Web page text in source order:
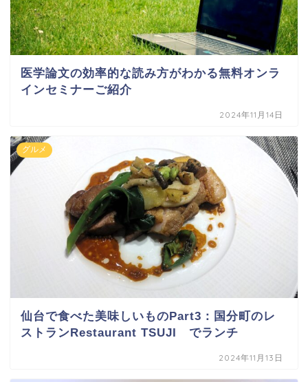
医学論文の効率的な読み方がわかる無料オンラ
インセミナーご紹介
2024年11月14日
グルメ
仙台で食べた美味しいものPart3：国分町のレ
ストランRestaurant TSUJI でランチ
2024年11月13日